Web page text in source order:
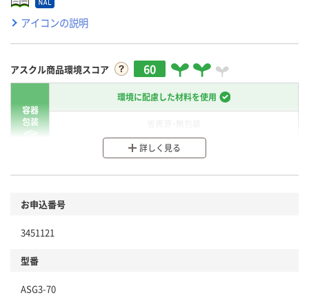
アイコンの説明
アスクル商品環境スコア 60
容器
包装
環境に配慮した材料を使用
分別・リサイクルしやすい設計
商品
本体
仕組
詳しく見る
お申込番号
3451121
型番
ASG3-70